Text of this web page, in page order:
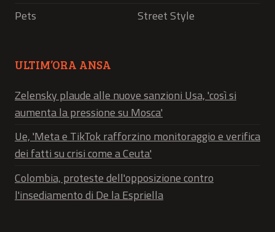
Pets
Street Style
ULTIM’ORA ANSA
Zelensky plaude alle nuove sanzioni Usa, 'così si
aumenta la pressione su Mosca'
Ue, 'Meta e TikTok rafforzino monitoraggio e verifica
dei fatti su crisi come a Ceuta'
Colombia, proteste dell'opposizione contro
l'insediamento di De la Espriella